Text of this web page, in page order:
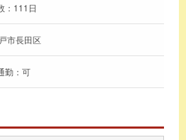
：111日
市長田区
勤：可